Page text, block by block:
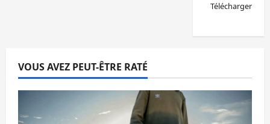
Télécharger
VOUS AVEZ PEUT-ÊTRE RATÉ